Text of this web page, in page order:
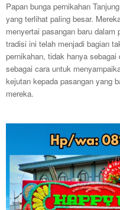
Papan bunga pernikahan
yang terlihat paling besar.
menyertai pasangan baru
tradisi ini telah menjadi bagian
pernikahan, tidak hanya
sebagai cara untuk
kejutan kepada pasangan yang
mereka.